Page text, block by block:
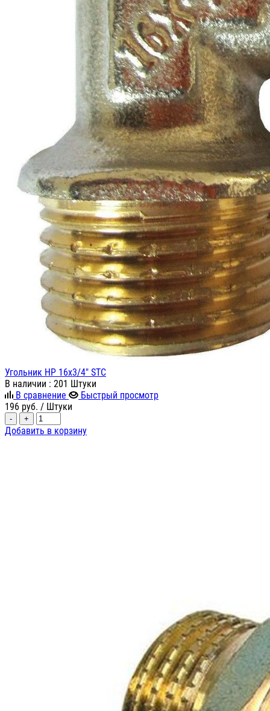
Угольник НР 16х3/4" STC
В наличии : 201 Штуки
В сравнение
Быстрый просмотр
196 руб. / Штуки
- +
Добавить в корзину